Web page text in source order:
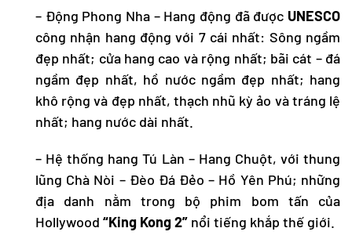
– Động Phong Nha – Hang động đã được UNESCO
công nhận hang động với 7 cái nhất: Sông ngầm
đẹp nhất; cửa hang cao và rộng nhất; bãi cát – đá
ngầm đẹp nhất, hồ nước ngầm đẹp nhất; hang
khô rộng và đẹp nhất, thạch nhũ kỳ ảo và tráng lệ
nhất; hang nước dài nhất.
– Hệ thống hang Tú Làn – Hang Chuột, với thung
lũng Chà Nòi – Đèo Đá Đẻo – Hồ Yên Phú; những
địa danh nằm trong bộ phim bom tấn của
Hollywood “King Kong 2” nổi tiếng khắp thế giới.